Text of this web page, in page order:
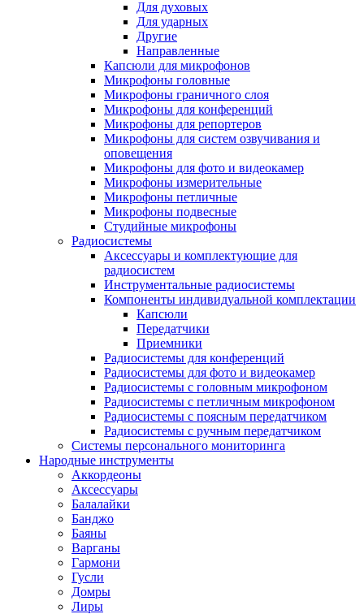
Для духовых
Для ударных
Другие
Направленные
Капсюли для микрофонов
Микрофоны головные
Микрофоны граничного слоя
Микрофоны для конференций
Микрофоны для репортеров
Микрофоны для систем озвучивания и
оповещения
Микрофоны для фото и видеокамер
Микрофоны измерительные
Микрофоны петличные
Микрофоны подвесные
Студийные микрофоны
Радиосистемы
Аксессуары и комплектующие для
радиосистем
Инструментальные радиосистемы
Компоненты индивидуальной комплектации
Капсюли
Передатчики
Приемники
Радиосистемы для конференций
Радиосистемы для фото и видеокамер
Радиосистемы с головным микрофоном
Радиосистемы с петличным микрофоном
Радиосистемы с поясным передатчиком
Радиосистемы с ручным передатчиком
Системы персонального мониторинга
Народные инструменты
Аккордеоны
Аксессуары
Балалайки
Банджо
Баяны
Варганы
Гармони
Гусли
Домры
Лиры